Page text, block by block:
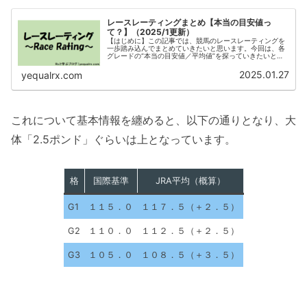
レースレーティングまとめ【本当の目安値っ
て？】（2025/1更新）
【はじめに】この記事では、競馬のレースレーティングを
一歩踏み込んでまとめていきたいと思います。今回は、各
グレードの“本当の目安値／平均値”を探っていきたいと思
yequalrx.com 2025.01.27
これについて基本情報を纏めると、以下の通りとなり、大
体「2.5ポンド」ぐらいは上となっています。
格 国際基準 JRA平均（概算）
G1 １１５．０ １１７．５（＋２．５）
G2 １１０．０ １１２．５（＋２．５）
G3 １０５．０ １０８．５（＋３．５）